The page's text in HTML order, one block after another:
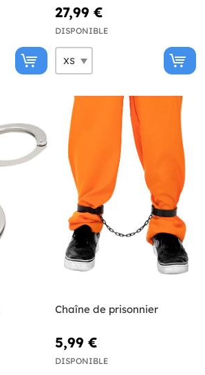
27,99 €
DISPONIBLE
Chaîne de prisonnier
5,99 €
DISPONIBLE